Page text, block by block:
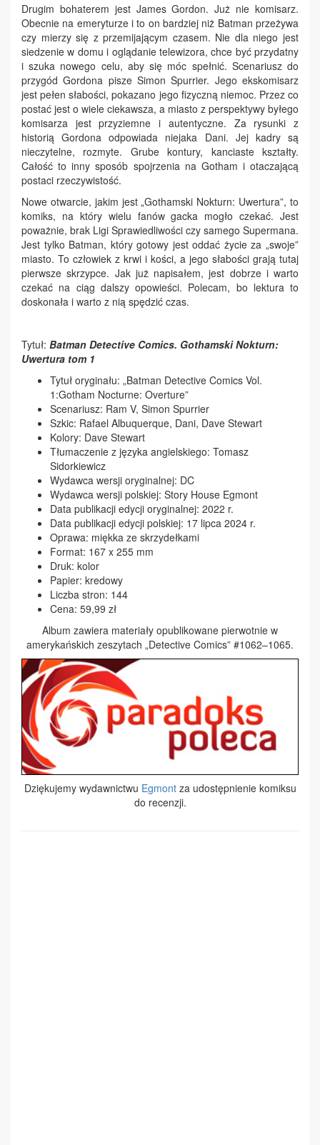
Drugim bohaterem jest James Gordon. Już nie komisarz.
Obecnie na emeryturze i to on bardziej niż Batman przeżywa
czy mierzy się z przemijającym czasem. Nie dla niego jest
siedzenie w domu i oglądanie telewizora, chce być przydatny
i szuka nowego celu, aby się móc spełnić. Scenariusz do
przygód Gordona pisze Simon Spurrier. Jego ekskomisarz
jest pełen słabości, pokazano jego fizyczną niemoc. Przez co
postać jest o wiele ciekawsza, a miasto z perspektywy byłego
komisarza jest przyziemne i autentyczne. Za rysunki z
historią Gordona odpowiada niejaka Dani. Jej kadry są
nieczytelne, rozmyte. Grube kontury, kanciaste kształty.
Całość to inny sposób spojrzenia na Gotham i otaczającą
postaci rzeczywistość.
Nowe otwarcie, jakim jest „Gothamski Nokturn: Uwertura”, to
komiks, na który wielu fanów gacka mogło czekać. Jest
poważnie, brak Ligi Sprawiedliwości czy samego Supermana.
Jest tylko Batman, który gotowy jest oddać życie za „swoje”
miasto. To człowiek z krwi i kości, a jego słabości grają tutaj
pierwsze skrzypce. Jak już napisałem, jest dobrze i warto
czekać na ciąg dalszy opowieści. Polecam, bo lektura to
doskonała i warto z nią spędzić czas.
Tytuł: Batman Detective Comics. Gothamski Nokturn:
Uwertura tom 1
Tytuł oryginału: „Batman Detective Comics Vol.
1:Gotham Nocturne: Overture”
Scenariusz: Ram V, Simon Spurrier
Szkic: Rafael Albuquerque, Dani, Dave Stewart
Kolory: Dave Stewart
Tłumaczenie z języka angielskiego: Tomasz
Sidorkiewicz
Wydawca wersji oryginalnej: DC
Wydawca wersji polskiej: Story House Egmont
Data publikacji edycji oryginalnej: 2022 r.
Data publikacji edycji polskiej: 17 lipca 2024 r.
Oprawa: miękka ze skrzydełkami
Format: 167 x 255 mm
Druk: kolor
Papier: kredowy
Liczba stron: 144
Cena: 59,99 zł
Album zawiera materiały opublikowane pierwotnie w
amerykańskich zeszytach „Detective Comics” #1062–1065.
Dziękujemy wydawnictwu Egmontza udostępnienie komiksu
do recenzji.